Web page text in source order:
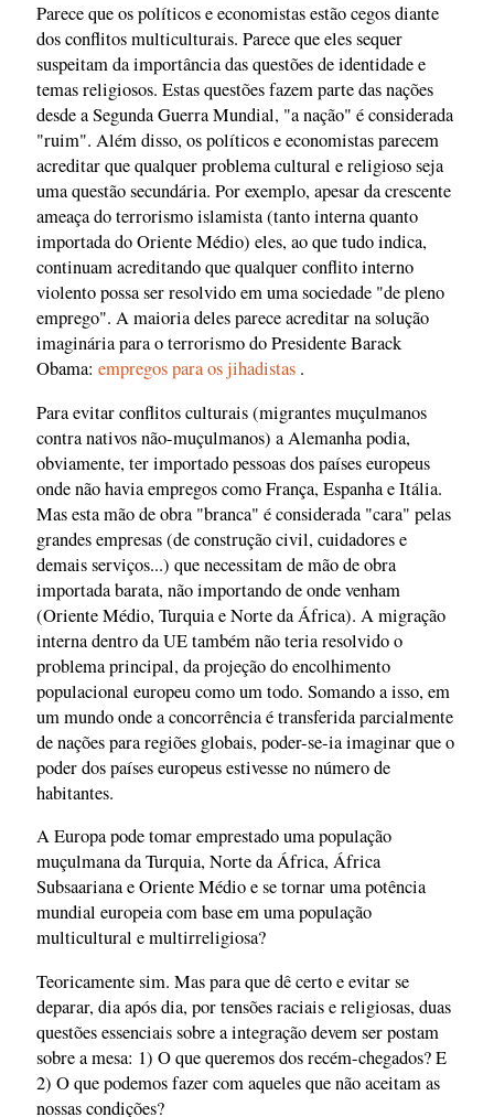
Parece que os políticos e economistas estão cegos diante
dos conflitos multiculturais. Parece que eles sequer
suspeitam da importância das questões de identidade e
temas religiosos. Estas questões fazem parte das nações
desde a Segunda Guerra Mundial, "a nação" é considerada
"ruim". Além disso, os políticos e economistas parecem
acreditar que qualquer problema cultural e religioso seja
uma questão secundária. Por exemplo, apesar da crescente
ameaça do terrorismo islamista (tanto interna quanto
importada do Oriente Médio) eles, ao que tudo indica,
continuam acreditando que qualquer conflito interno
violento possa ser resolvido em uma sociedade "de pleno
emprego". A maioria deles parece acreditar na solução
imaginária para o terrorismo do Presidente Barack
Obama: empregos para os jihadistas .
Para evitar conflitos culturais (migrantes muçulmanos
contra nativos não-muçulmanos) a Alemanha podia,
obviamente, ter importado pessoas dos países europeus
onde não havia empregos como França, Espanha e Itália.
Mas esta mão de obra "branca" é considerada "cara" pelas
grandes empresas (de construção civil, cuidadores e
demais serviços...) que necessitam de mão de obra
importada barata, não importando de onde venham
(Oriente Médio, Turquia e Norte da África). A migração
interna dentro da UE também não teria resolvido o
problema principal, da projeção do encolhimento
populacional europeu como um todo. Somando a isso, em
um mundo onde a concorrência é transferida parcialmente
de nações para regiões globais, poder-se-ia imaginar que o
poder dos países europeus estivesse no número de
habitantes.
A Europa pode tomar emprestado uma população
muçulmana da Turquia, Norte da África, África
Subsaariana e Oriente Médio e se tornar uma potência
mundial europeia com base em uma população
multicultural e multirreligiosa?
Teoricamente sim. Mas para que dê certo e evitar se
deparar, dia após dia, por tensões raciais e religiosas, duas
questões essenciais sobre a integração devem ser postam
sobre a mesa: 1) O que queremos dos recém-chegados? E
2) O que podemos fazer com aqueles que não aceitam as
nossas condições?